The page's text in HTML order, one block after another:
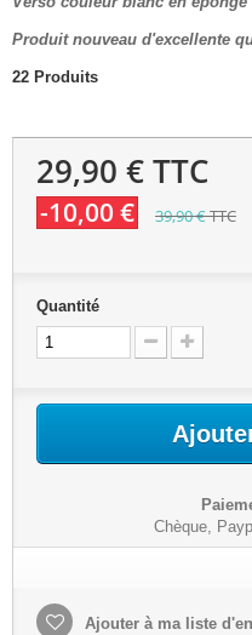
Produit nouveau d'excellente
22 Produits
29,90 €TTC
-10,00 € 39,90 €TTC
Quantité
Chèque,
Ajouter à ma liste